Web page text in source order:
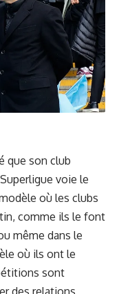
que son club
voie le
où les clubs
comme ils le font
même dans le
où ils ont le
sont
des relations